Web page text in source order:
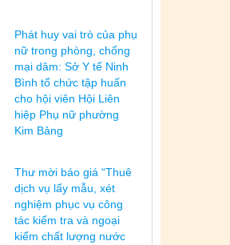
Phát huy vai trò của phụ
nữ trong phòng, chống
mại dâm: Sở Y tế Ninh
Bình tổ chức tập huấn
cho hội viên Hội Liên
hiệp Phụ nữ phường
Kim Bảng
Thư mời báo giá “Thuê
dịch vụ lấy mẫu, xét
nghiệm phục vụ công
tác kiểm tra và ngoại
kiểm chất lượng nước